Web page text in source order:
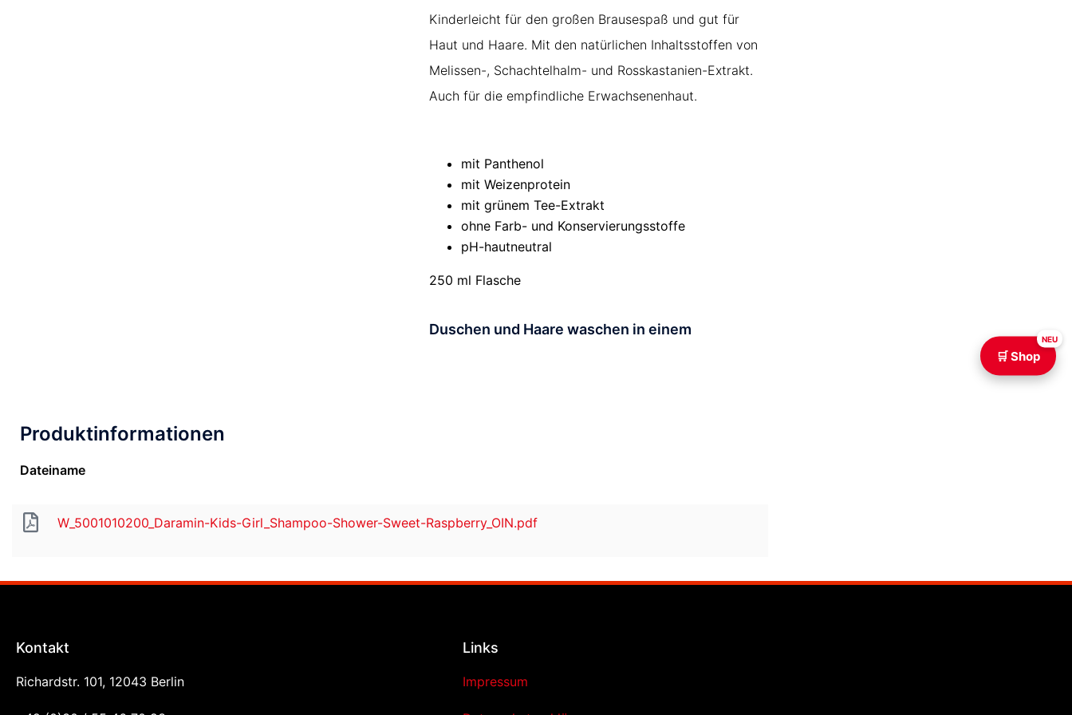
NEU
🛒 Shop
Kinderleicht für den großen Brausespaß und gut für
Haut und Haare. Mit den natürlichen Inhaltsstoffen von
Melissen-, Schachtelhalm- und Rosskastanien-Extrakt.
Auch für die empfindliche Erwachsenenhaut.
mit Panthenol
mit Weizenprotein
mit grünem Tee-Extrakt
ohne Farb- und Konservierungsstoffe
pH-hautneutral
250 ml Flasche
Duschen und Haare waschen in einem
Produktinformationen
Dateiname
W_5001010200_Daramin-Kids-Girl_Shampoo-Shower-Sweet-Raspberry_OIN.pdf
Kontakt
Richardstr. 101, 12043 Berlin
Links
Impressum